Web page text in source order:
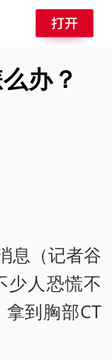
办？
息（记者谷
少人恐慌不
到胸部CT